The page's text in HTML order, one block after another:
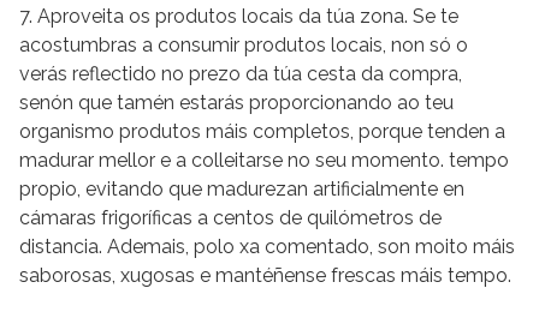
7. Aproveita os produtos locais da túa zona. Se te
acostumbras a consumir produtos locais, non só o
verás reflectido no prezo da túa cesta da compra,
senón que tamén estarás proporcionando ao teu
organismo produtos máis completos, porque tenden a
madurar mellor e a colleitarse no seu momento. tempo
propio, evitando que madurezan artificialmente en
cámaras frigoríficas a centos de quilómetros de
distancia. Ademais, polo xa comentado, son moito máis
saborosas, xugosas e mantéñense frescas máis tempo.